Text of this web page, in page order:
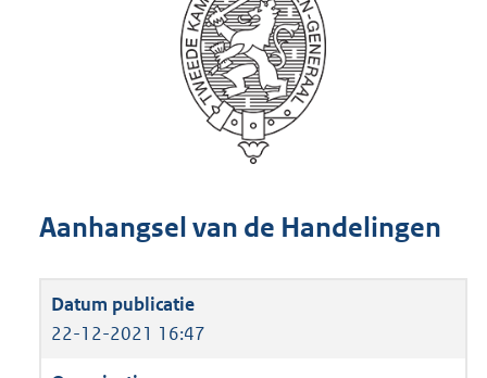
Aanhangsel van de Handelingen
22-12-2021 16:47